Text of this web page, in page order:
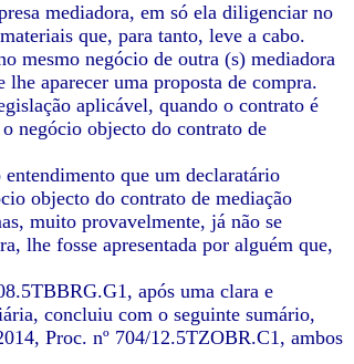
mediadora, em só ela diligenciar no
que, para tanto, leve a cabo.
mesmo negócio de outra (s) mediadora
aparecer uma proposta de compra.
aplicável, quando o contrato é
negócio objecto do contrato de
que um declaratário
objecto do contrato de mediação
muito provavelmente, já não se
lhe fosse apresentada por alguém que,
após uma clara e
concluiu com o seguinte sumário,
Proc. nº 704/12.5TZOBR.C1, ambos